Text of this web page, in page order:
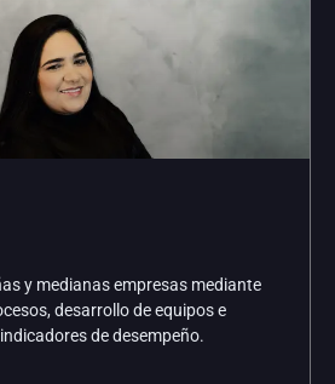
y medianas empresas mediante
desarrollo de equipos e
de desempeño.